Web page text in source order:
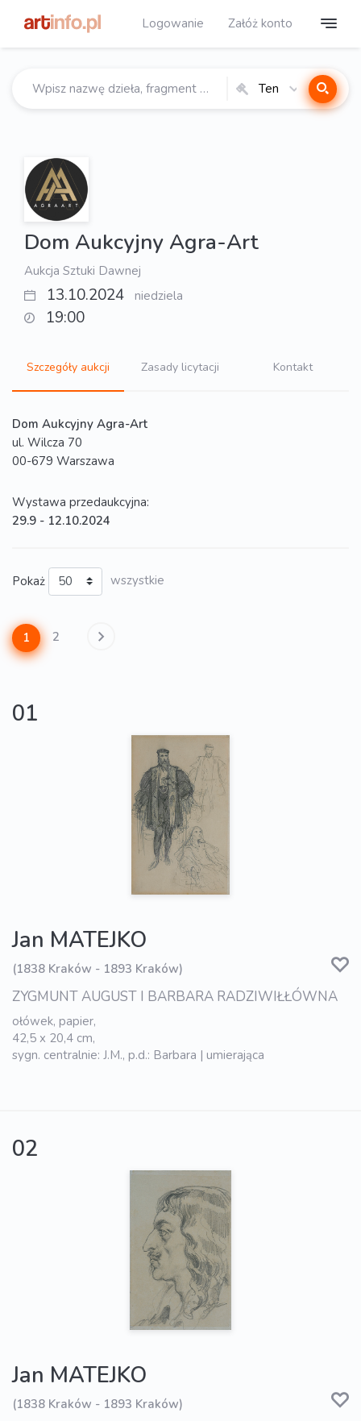
Logowanie Załóż konto
Ten
Dom Aukcyjny Agra-Art
Aukcja Sztuki Dawnej
13.10.2024 niedziela
19:00
Szczegóły aukcji Zasady licytacji Kontakt
Dom Aukcyjny Agra-Art
ul. Wilcza 70
00-679 Warszawa
Wystawa przedaukcyjna:
29.9 - 12.10.2024
Pokaż wszystkie
1 2
01
Jan MATEJKO
(1838 Kraków - 1893 Kraków)
ZYGMUNT AUGUST I BARBARA RADZIWIŁŁÓWNA
ołówek, papier,
42,5 x 20,4 cm,
sygn. centralnie: J.M., p.d.: Barbara | umierająca
02
Jan MATEJKO
(1838 Kraków - 1893 Kraków)